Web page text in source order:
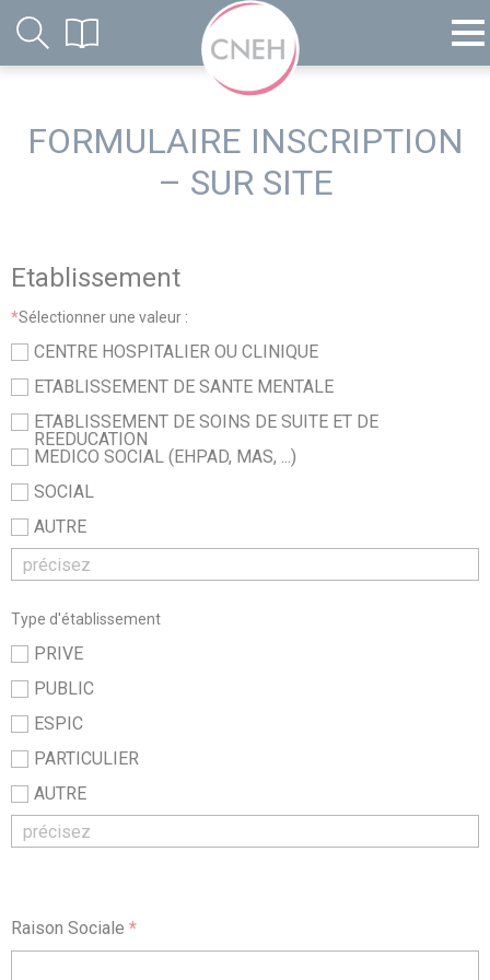
FORMULAIRE INSCRIPTION
– SUR SITE
Etablissement
*Sélectionner une valeur :
CENTRE HOSPITALIER OU CLINIQUE
ETABLISSEMENT DE SANTE MENTALE
ETABLISSEMENT DE SOINS DE SUITE ET DE
REEDUCATION
MEDICO SOCIAL (EHPAD, MAS, ...)
SOCIAL
AUTRE
Type d'établissement
PRIVE
PUBLIC
ESPIC
PARTICULIER
AUTRE
Raison Sociale *